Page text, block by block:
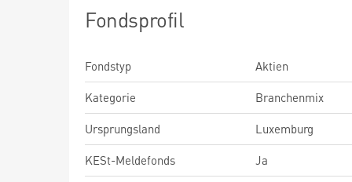
Fondsprofil
Fondstyp
Aktien
Kategorie
Branchenmix
Ursprungsland
Luxemburg
KESt-Meldefonds
Ja